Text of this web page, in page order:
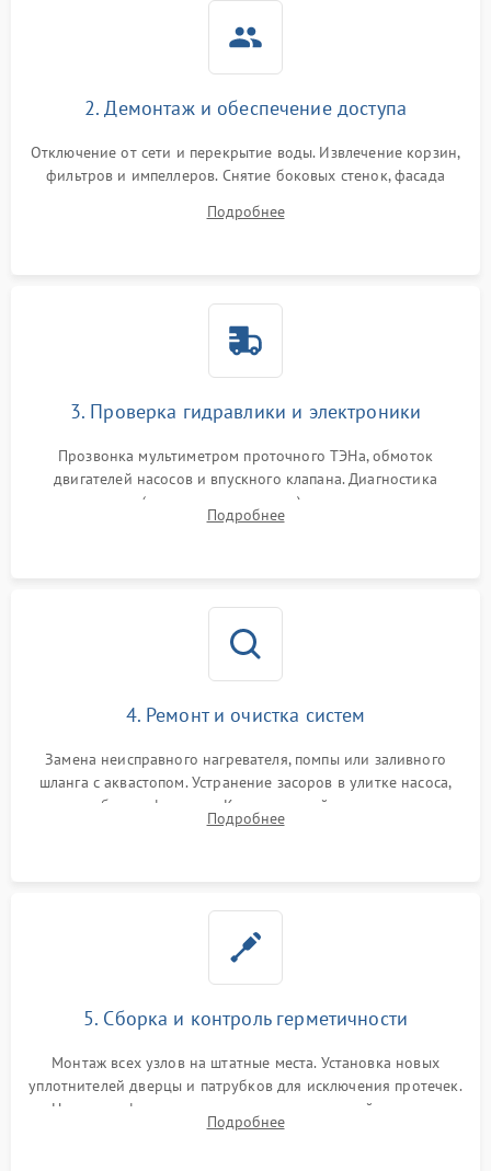
2. Демонтаж и обеспечение доступа
Отключение от сети и перекрытие воды. Извлечение корзин,
фильтров и импеллеров. Снятие боковых стенок, фасада
циркуляционному насосу, ТЭНу и сливной помпе.
Подробнее
3. Проверка гидравлики и электроники
Прозвонка мультиметром проточного ТЭНа, обмоток
двигателей насосов и впускного клапана. Диагностика
прессостата (датчика уровня воды), датчика мутности,
концевика дверцы и электронного модуля управления.
Подробнее
4. Ремонт и очистка систем
Замена неисправного нагревателя, помпы или заливного
шланга с аквастопом. Устранение засоров в улитке насоса,
патрубках и фильтрах. Компонентный ремонт платы
управления, восстановление поврежденной проводки.
Подробнее
5. Сборка и контроль герметичности
Монтаж всех узлов на штатные места. Установка новых
уплотнителей дверцы и патрубков для исключения протечек.
Надежная фиксация хомутов гидравлической системы,
сборка корпуса и установка датчика поплавка.
Подробнее